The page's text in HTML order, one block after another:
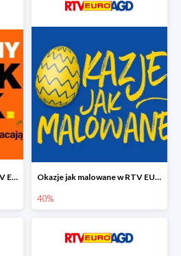
Wiosenny Black Week w RTV EURO AGD do -82% Okazje jak malowane w RTV EURO AGD do -40%
40%